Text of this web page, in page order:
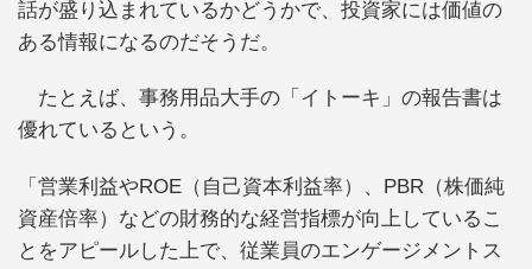
話が盛り込まれているかどうかで、投資家には価値の
ある情報になるのだそうだ。
たとえば、事務用品大手の「イトーキ」の報告書は
優れているという。
「営業利益やROE（自己資本利益率）、PBR（株価純
資産倍率）などの財務的な経営指標が向上しているこ
とをアピールした上で、従業員のエンゲージメントス